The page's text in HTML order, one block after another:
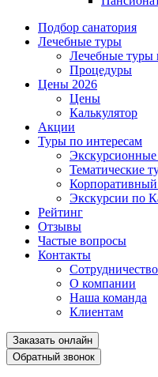
Подбор санатория
Лечебные туры
Лечебные туры
Процедуры
Цены 2026
Цены
Калькулятор
Акции
Туры по интересам
Тематические
Экскурсии по
Рейтинг
Отзывы
Частые вопросы
Контакты
Сотрудничество
О компании
Наша команда
Клиентам
Заказать онлайн
Обратный звонок